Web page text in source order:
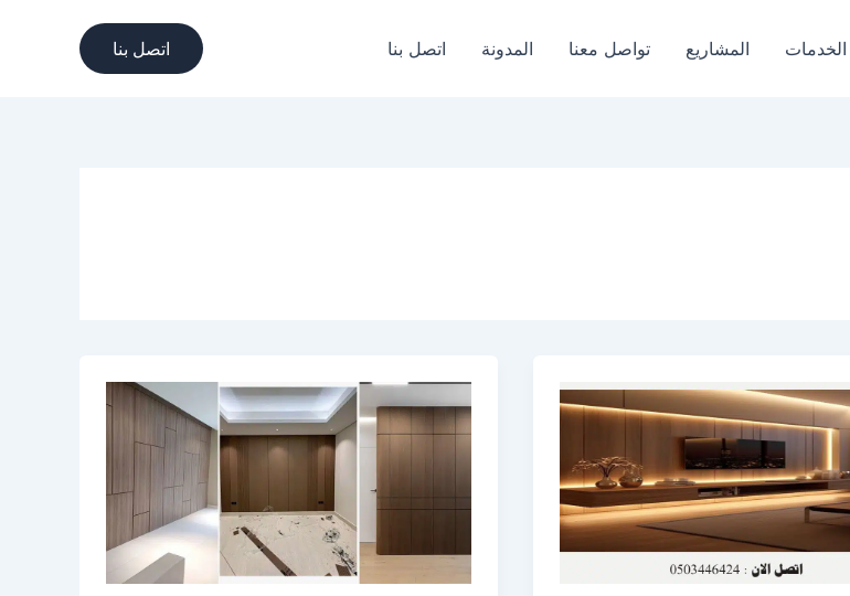
الخدمات المشاريع تواصل معنا المدونة اتصل بنا اتصل بنا